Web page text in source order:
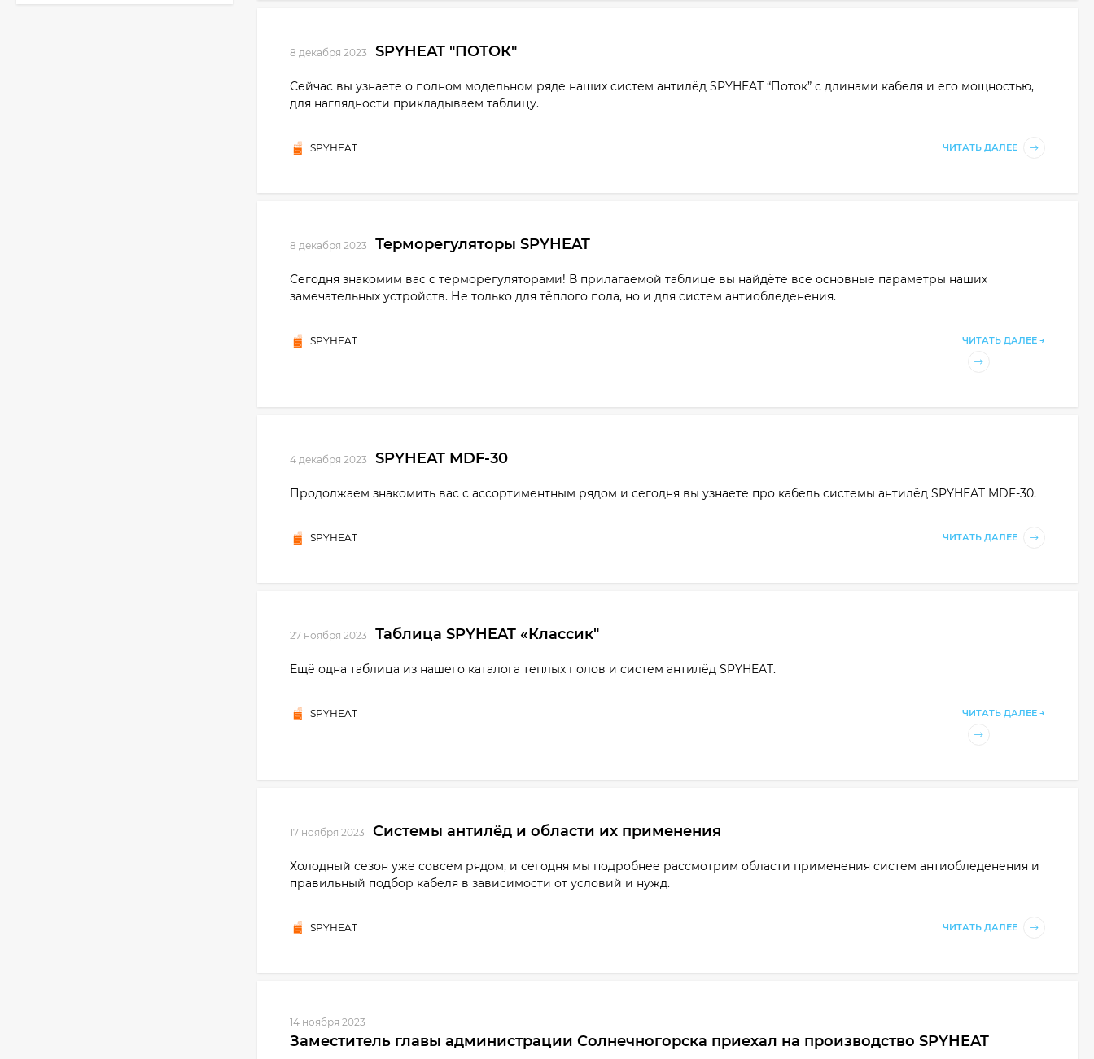
8 декабря 2023 SPYHEAT "ПОТОК"
Сейчас вы узнаете о полном модельном ряде наших систем антилёд SPYHEAT “Поток” с длинами кабеля и его мощностью,
для наглядности прикладываем таблицу.
SPYHEAT ЧИТАТЬ ДАЛЕЕ
8 декабря 2023 Терморегуляторы SPYHEAT
Сегодня знакомим вас с терморегуляторами! В прилагаемой таблице вы найдёте все основные параметры наших
замечательных устройств. Не только для тёплого пола, но и для систем антиобледенения.
SPYHEAT ЧИТАТЬ ДАЛЕЕ →
4 декабря 2023 SPYHEAT MDF-30
Продолжаем знакомить вас с ассортиментным рядом и сегодня вы узнаете про кабель системы антилёд SPYHEAT MDF-30.
SPYHEAT ЧИТАТЬ ДАЛЕЕ
27 ноября 2023 Таблица SPYHEAT «Классик"
Ещё одна таблица из нашего каталога теплых полов и систем антилёд SPYHEAT.
SPYHEAT ЧИТАТЬ ДАЛЕЕ →
17 ноября 2023 Системы антилёд и области их применения
Холодный сезон уже совсем рядом, и сегодня мы подробнее рассмотрим области применения систем антиобледенения и
правильный подбор кабеля в зависимости от условий и нужд.
SPYHEAT ЧИТАТЬ ДАЛЕЕ
14 ноября 2023
Заместитель главы администрации Солнечногорска приехал на производство SPYHEAT